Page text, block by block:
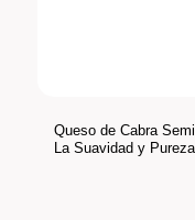
Queso de Cabra
La Suavidad y